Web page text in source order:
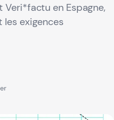
en Espagne,
les exigences